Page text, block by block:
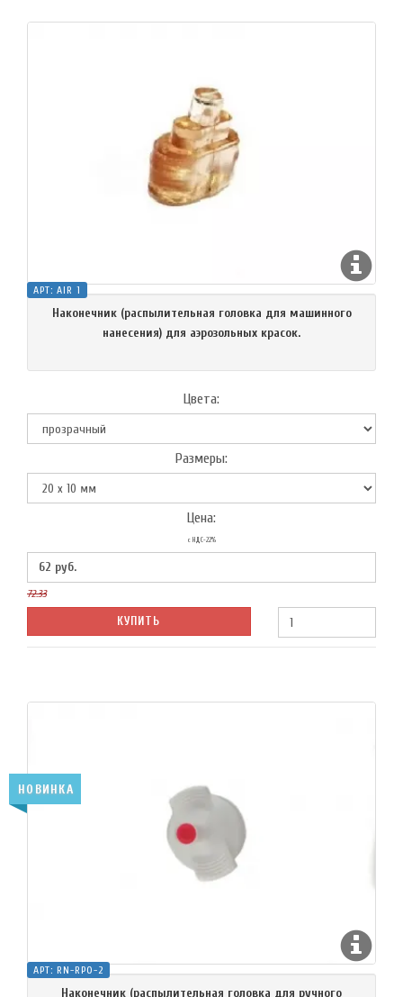
АРТ: AIR 1
Наконечник (распылительная головка для машинного
нанесения) для аэрозольных красок.
Цвета:
Размеры:
Цена:
с НДС-22%
62 руб.
72.33
КУПИТЬ
АРТ: RN-RPO-2
Наконечник (распылительная головка для ручного
НОВИНКА